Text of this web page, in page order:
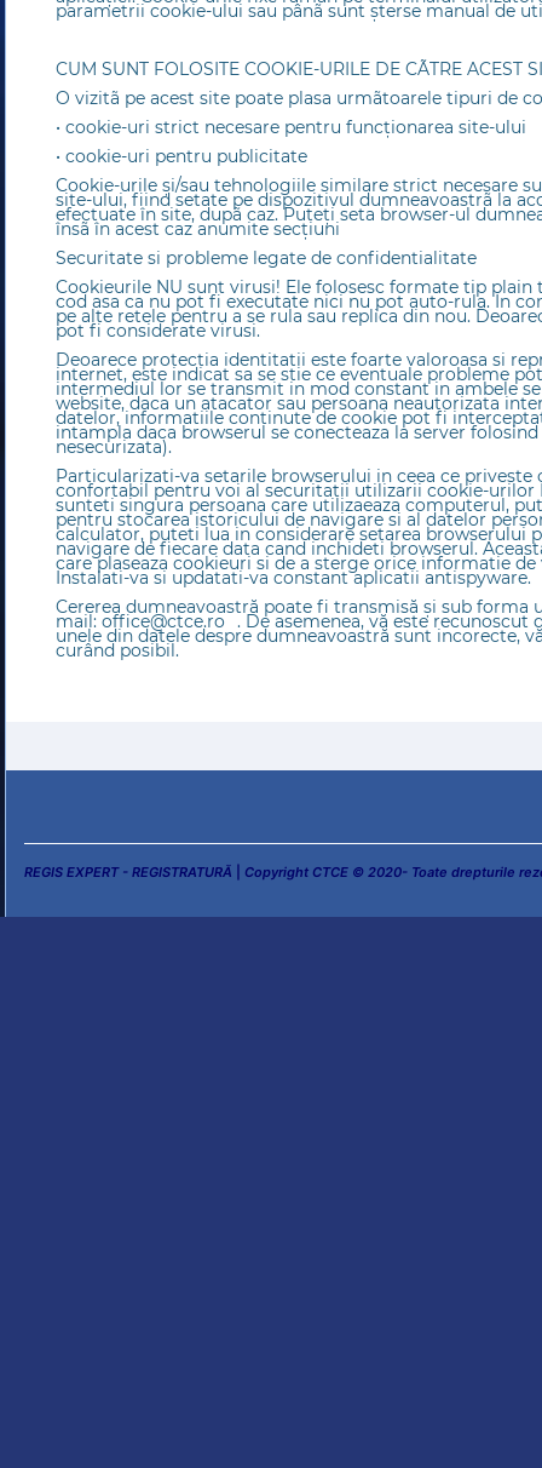
parametrii cookie-ului sau pânã sunt șterse manual de
CUM SUNT FOLOSITE COOKIE-URILE DE CÃTRE ACEST
O vizitã pe acest site poate plasa urmãtoarele tipuri de
• cookie-uri strict necesare pentru funcționarea site-ului
• cookie-uri pentru publicitate
Cookie-urile și/sau tehnologiile similare strict necesare
site-ului, fiind setate pe dispozitivul dumneavoastrã la
efectuate în site, dupã caz. Puteți seta browser-ul
însã în acest caz anumite secțiuni
Securitate si probleme legate de confidentialitate
Cookieurile NU sunt virusi! Ele folosesc formate tip
cod asa ca nu pot fi executate nici nu pot auto-rula. In
pe alte retele pentru a se rula sau replica din nou.
pot fi considerate virusi.
Deoarece protectia identitatii este foarte valoroasa si
internet, este indicat sa se stie ce eventuale probleme
intermediul lor se transmit in mod constant in ambele
website, daca un atacator sau persoana neautorizata
datelor, informatiile continute de cookie pot fi
intampla daca browserul se conecteaza la server
nesecurizata).
Particularizati-va setarile browserului in ceea ce
confortabil pentru voi al securitatii utilizarii cookie-urilor
sunteti singura persoana care utilizaeaza computerul,
pentru stocarea istoricului de navigare si al datelor
calculator, puteti lua in considerare setarea browserului
navigare de fiecare data cand inchideti browserul.
care plaseaza cookieuri si de a sterge orice informatie
Instalati-va si updatati-va constant aplicatii antispyware.
Cererea dumneavoastră poate fi transmisă şi sub forma
mail: office@ctce.ro . De asemenea, vă este
unele din datele despre dumneavoastră sunt incorecte,
curând posibil.
REGIS EXPERT - REGISTRATURĂ Copyright CTCE © 2020- Toate drepturile